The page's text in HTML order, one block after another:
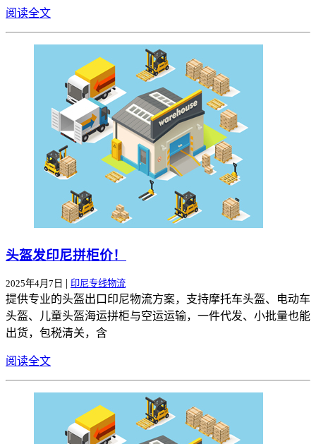
阅读全文
头盔发印尼拼柜价！
2025年4月7日 印尼专线物流
提供专业的头盔出口印尼物流方案，支持摩托车头盔、电动车
头盔、儿童头盔海运拼柜与空运运输，一件代发、小批量也能
出货，包税清关，含
阅读全文